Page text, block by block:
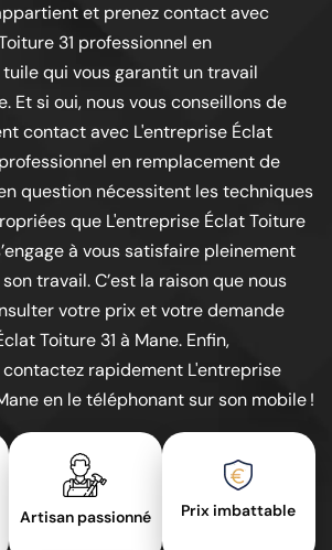
et prenez contact avec
31 professionnel en
qui vous garantit un travail
Et si oui, nous vous conseillons de
contact avec L'entreprise Éclat
en remplacement de
question nécessitent les techniques
que L'entreprise Éclat Toiture
à vous satisfaire pleinement
travail. C’est la raison que nous
votre prix et votre demande
Toiture 31 à Mane. Enfin,
contactez rapidement L'entreprise
en le téléphonant sur son mobile !
Artisan passionné Prix imbattable